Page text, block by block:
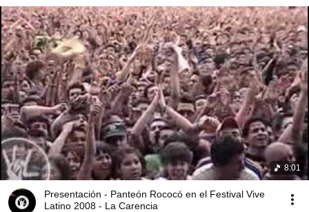
8:01
Presentación - Panteón Rococó en el Festival Vive
Latino 2008 - La Carencia